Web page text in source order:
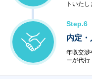
トいたし
Step.6
内定・
年収交渉
ーが代行